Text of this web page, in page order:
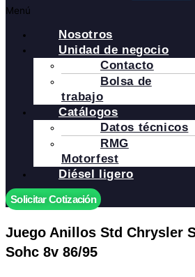
Menú
Nosotros
Unidad de negocio
Contacto
Bolsa de
trabajo
Catálogos
Datos técnicos
RMG
Motorfest
Diésel ligero
Solicitar Cotización
Juego Anillos Std Chrysler
Sohc 8v 86/95